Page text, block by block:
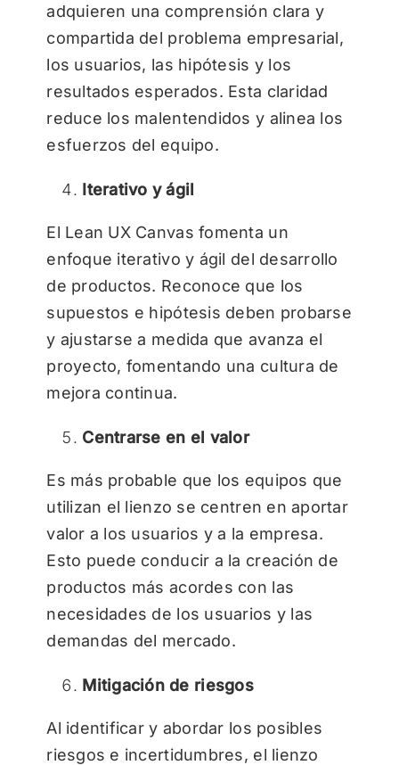
adquieren una comprensión clara y
compartida del problema empresarial,
los usuarios, las hipótesis y los
resultados esperados. Esta claridad
reduce los malentendidos y alinea los
esfuerzos del equipo.
Iterativo y ágil
El Lean UX Canvas fomenta un
enfoque iterativo y ágil del desarrollo
de productos. Reconoce que los
supuestos e hipótesis deben probarse
y ajustarse a medida que avanza el
proyecto, fomentando una cultura de
mejora continua.
Centrarse en el valor
Es más probable que los equipos que
utilizan el lienzo se centren en aportar
valor a los usuarios y a la empresa.
Esto puede conducir a la creación de
productos más acordes con las
necesidades de los usuarios y las
demandas del mercado.
Mitigación de riesgos
Al identificar y abordar los posibles
riesgos e incertidumbres, el lienzo